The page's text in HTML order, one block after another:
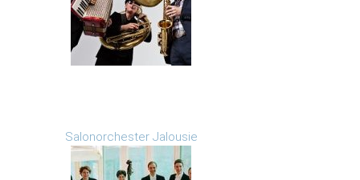
Salonorchester Jalousie